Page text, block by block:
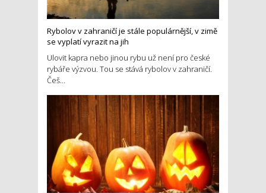
Rybolov v zahraničí je stále populárnější, v zimě
se vyplatí vyrazit na jih
Ulovit kapra nebo jinou rybu už není pro české
rybáře výzvou. Tou se stává rybolov v zahraničí.
Češ...